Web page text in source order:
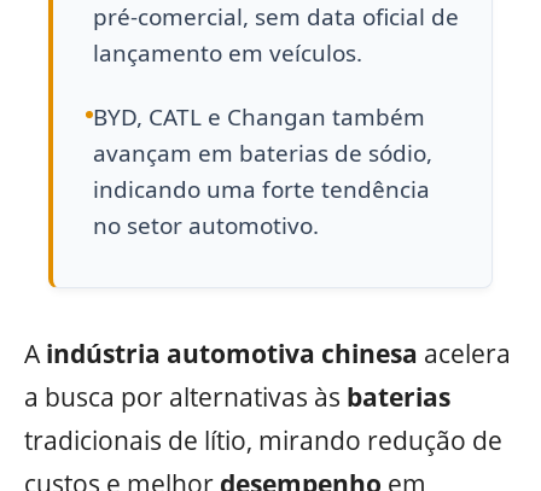
pré-comercial, sem data oficial de
lançamento em veículos.
BYD, CATL e Changan também
avançam em baterias de sódio,
indicando uma forte tendência
no setor automotivo.
Aindústria automotiva chinesa acelera
a busca por alternativas às baterias
tradicionais de lítio, mirando redução de
custos e melhor desempenho em